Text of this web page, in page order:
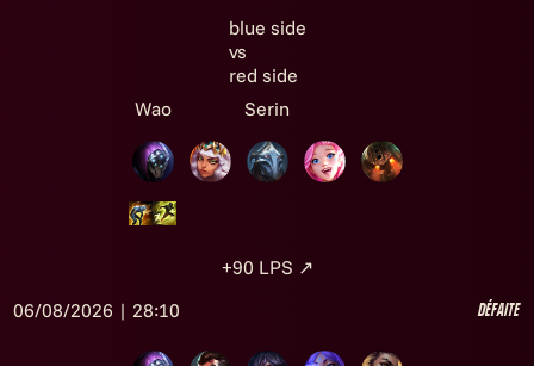
blue side
vs
red side
Wao
Serin
+90 LPS ↗
06/08/2026 | 28:10
Défaite